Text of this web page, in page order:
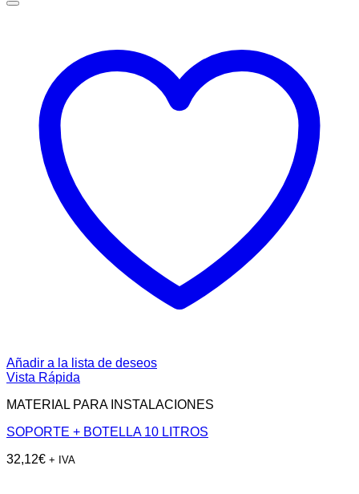
Añadir a la lista de deseos
Vista Rápida
MATERIAL PARA INSTALACIONES
SOPORTE + BOTELLA 10 LITROS
32,12€ + IVA